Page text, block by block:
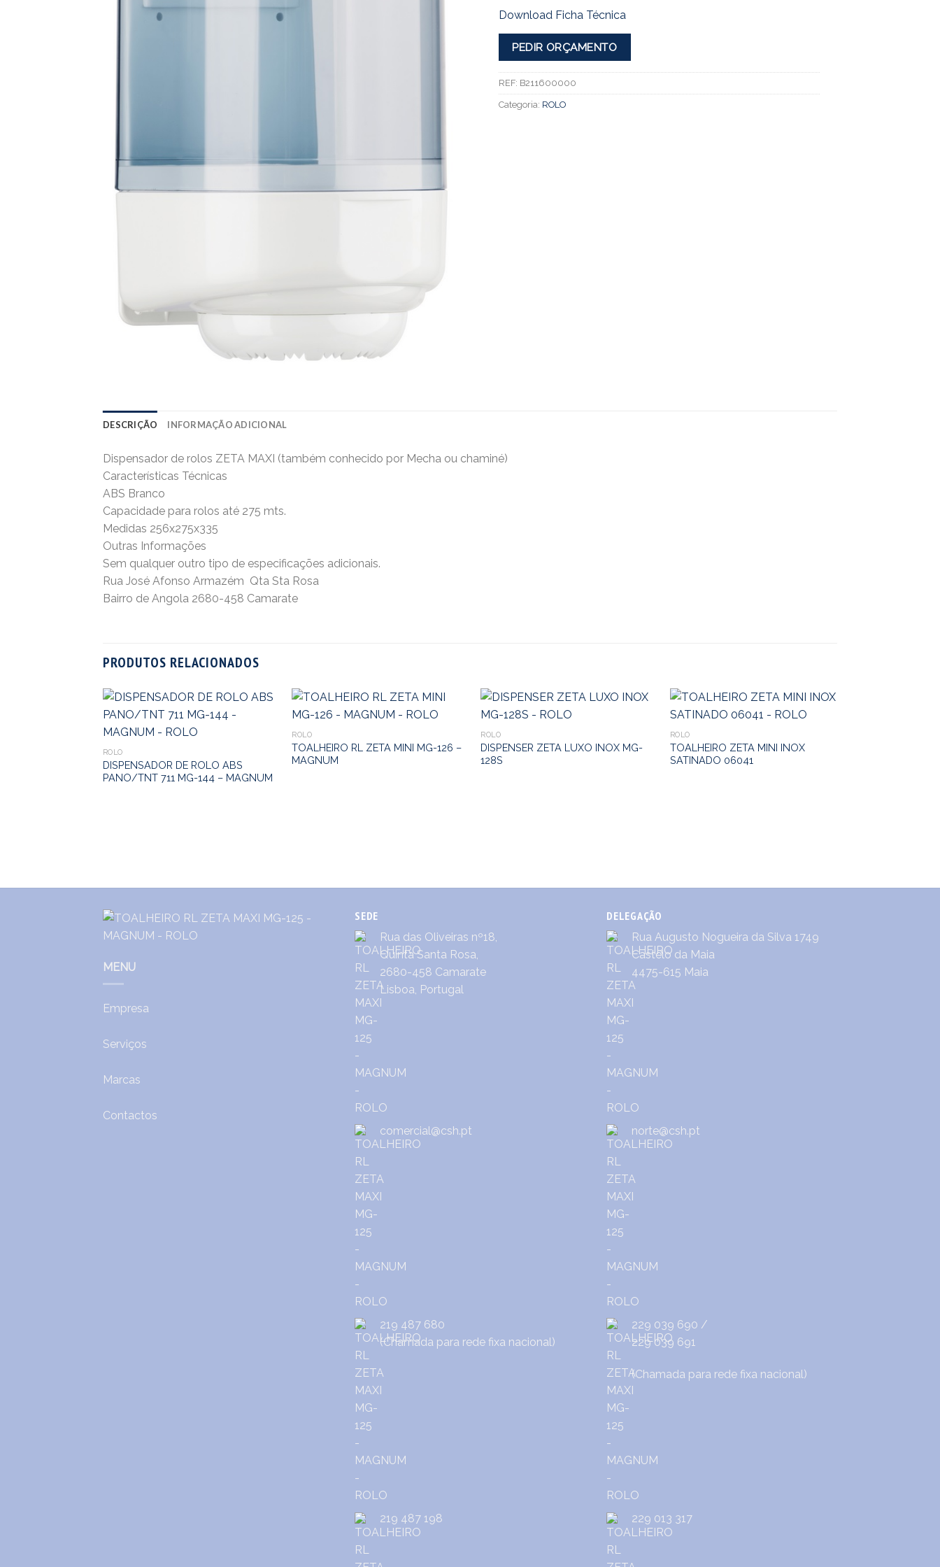
Download Ficha Técnica
PEDIR ORÇAMENTO
REF: B211600000
Categoria: ROLO
DESCRIÇÃO INFORMAÇÃO ADICIONAL
Dispensador de rolos ZETA MAXI (também conhecido por Mecha ou chaminé)
Características Técnicas
ABS Branco
Capacidade para rolos até 275 mts.
Medidas 256x275x335
Outras Informações
Sem qualquer outro tipo de especificações adicionais.
Rua José Afonso Armazém  Qta Sta Rosa
Bairro de Angola 2680-458 Camarate
PRODUTOS RELACIONADOS
ROLO
DISPENSADOR DE ROLO ABS
PANO/TNT 711 MG-144 – MAGNUM
ROLO
TOALHEIRO RL ZETA MINI MG-126 –
MAGNUM
ROLO
DISPENSER ZETA LUXO INOX MG-
128S
ROLO
TOALHEIRO ZETA MINI INOX
SATINADO 06041
MENU
Empresa
Serviços
Marcas
Contactos
SEDE
Rua das Oliveiras nº18,
Quinta Santa Rosa,
2680-458 Camarate
Lisboa, Portugal
comercial@csh.pt
219 487 680
(Chamada para rede fixa nacional)
219 487 198
DELEGAÇÃO
Rua Augusto Nogueira da Silva 1749
Castêlo da Maia
4475-615 Maia
norte@csh.pt
229 039 690 /
229 039 691
(Chamada para rede fixa nacional)
229 013 317